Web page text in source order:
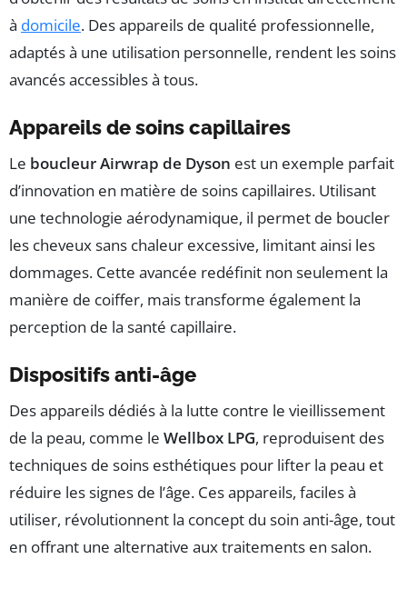
à domicile. Des appareils de qualité professionnelle,
adaptés à une utilisation personnelle, rendent les soins
avancés accessibles à tous.
Appareils de soins capillaires
Le boucleur Airwrap de Dyson est un exemple parfait
d’innovation en matière de soins capillaires. Utilisant
une technologie aérodynamique, il permet de boucler
les cheveux sans chaleur excessive, limitant ainsi les
dommages. Cette avancée redéfinit non seulement la
manière de coiffer, mais transforme également la
perception de la santé capillaire.
Dispositifs anti-âge
Des appareils dédiés à la lutte contre le vieillissement
de la peau, comme le Wellbox LPG, reproduisent des
techniques de soins esthétiques pour lifter la peau et
réduire les signes de l’âge. Ces appareils, faciles à
utiliser, révolutionnent la concept du soin anti-âge, tout
en offrant une alternative aux traitements en salon.